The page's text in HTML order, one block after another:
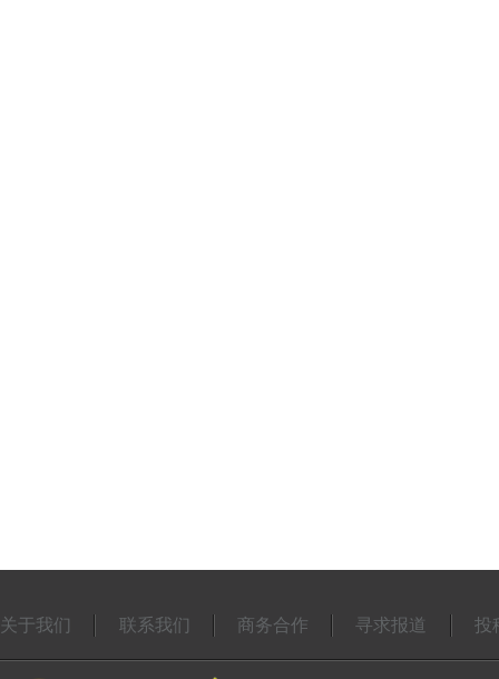
关于我们 联系我们 商务合作 寻求报道 投